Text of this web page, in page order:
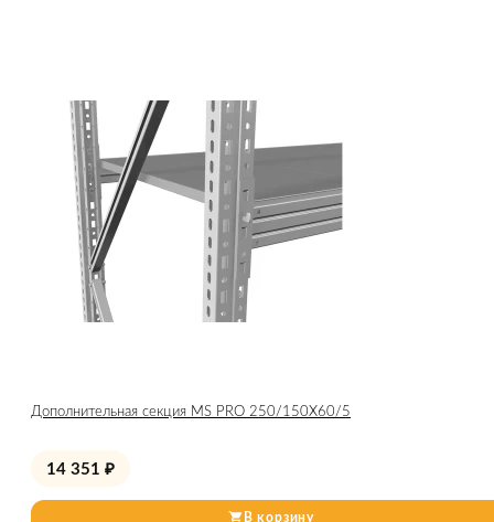
Дополнительная секция MS PRO 250/150X60/5
14 351 ₽
В корзину